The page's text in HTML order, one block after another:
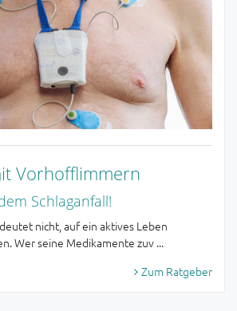
Vorhofflimmern
Schlaganfall!
nicht, auf ein aktives Leben
Wer seine Medikamente zuv ...
Zum Ratgeber